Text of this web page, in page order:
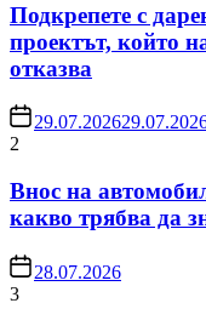
Подкрепете с
проектът, който
отказва
29.07.2026
2
Внос на
какво трябва да
28.07.2026
3